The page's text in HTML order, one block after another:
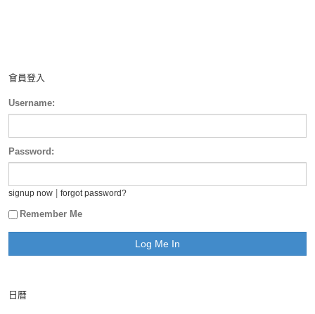
會員登入
Username:
Password:
signup now forgot password?
Remember Me
日曆